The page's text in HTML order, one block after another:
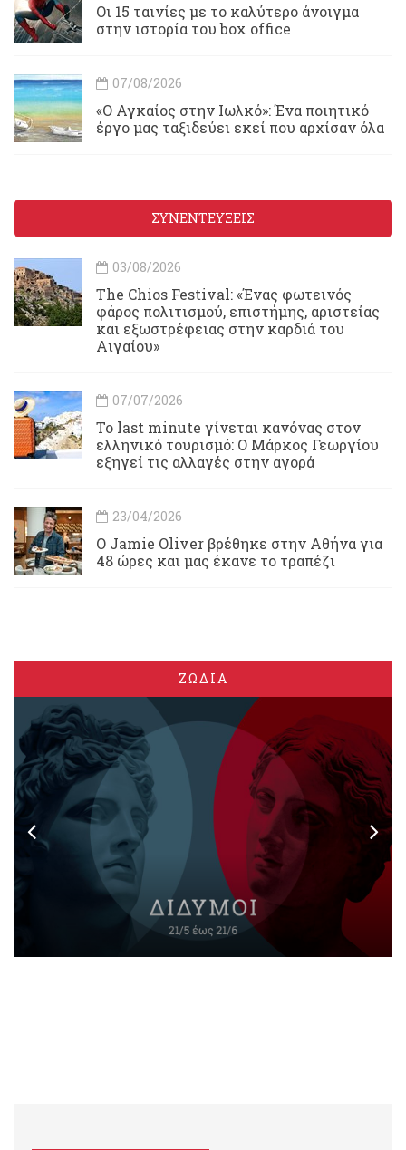
Οι 15 ταινίες με το καλύτερο άνοιγμα
στην ιστορία του box office
07/08/2026
«Ο Αγκαίος στην Ιωλκό»: Ένα ποιητικό
έργο μας ταξιδεύει εκεί που αρχίσαν όλα
ΣΥΝΕΝΤΕΥΞΕΙΣ
03/08/2026
Τhe Chios Festival: «Ένας φωτεινός
φάρος πολιτισμού, επιστήμης, αριστείας
και εξωστρέφειας στην καρδιά του
Αιγαίου»
07/07/2026
Το last minute γίνεται κανόνας στον
ελληνικό τουρισμό: Ο Μάρκος Γεωργίου
εξηγεί τις αλλαγές στην αγορά
23/04/2026
Ο Jamie Oliver βρέθηκε στην Αθήνα για
48 ώρες και μας έκανε το τραπέζι
ΖΩΔΙΑ